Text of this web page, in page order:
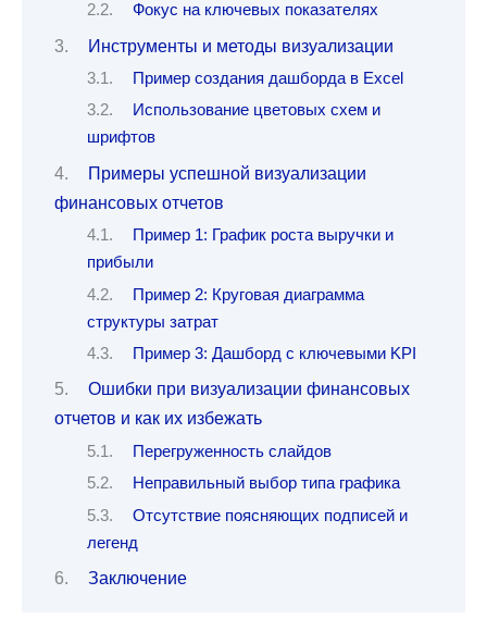
Фокус на ключевых показателях
Инструменты и методы визуализации
Пример создания дашборда в Excel
Использование цветовых схем и
шрифтов
Примеры успешной визуализации
финансовых отчетов
Пример 1: График роста выручки и
прибыли
Пример 2: Круговая диаграмма
структуры затрат
Пример 3: Дашборд с ключевыми KPI
Ошибки при визуализации финансовых
отчетов и как их избежать
Перегруженность слайдов
Неправильный выбор типа графика
Отсутствие поясняющих подписей и
легенд
Заключение